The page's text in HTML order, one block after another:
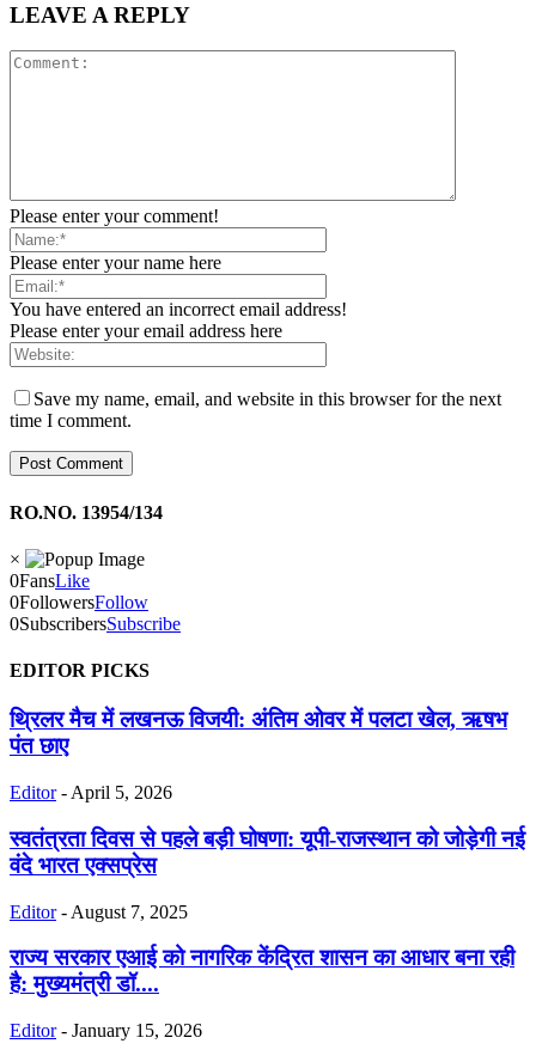
LEAVE A REPLY
Please enter your comment!
Please enter your name here
You have entered an incorrect email address!
Please enter your email address here
Save my name, email, and website in this browser for the next
time I comment.
RO.NO. 13954/134
×
0FansLike
0FollowersFollow
0SubscribersSubscribe
EDITOR PICKS
थ्रिलर मैच में लखनऊ विजयी: अंतिम ओवर में पलटा खेल, ऋषभ
पंत छाए
Editor - April 5, 2026
स्वतंत्रता दिवस से पहले बड़ी घोषणा: यूपी-राजस्थान को जोड़ेगी नई
वंदे भारत एक्सप्रेस
Editor - August 7, 2025
राज्य सरकार एआई को नागरिक केंद्रित शासन का आधार बना रही
है: मुख्यमंत्री डॉ....
Editor - January 15, 2026